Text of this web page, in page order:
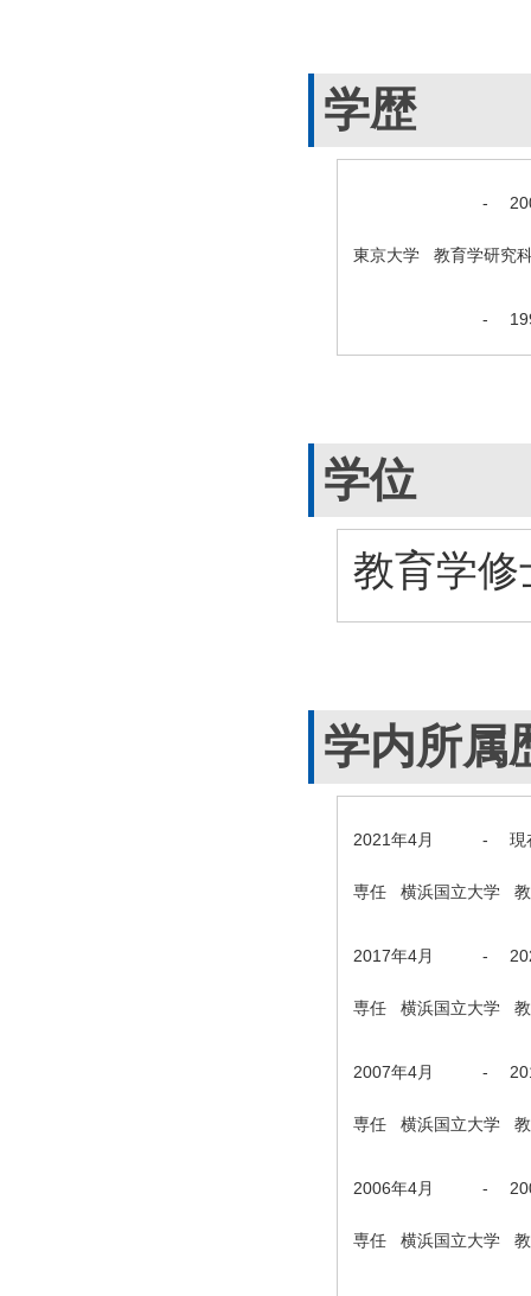
学歴
-
東京大学 教育学研究
-
学位
教育学
学内所属
2021年4月 - 現
専任 横浜国立大学
2017年4月 -
専任 横浜国立大学
2007年4月 -
専任 横浜国立大学
2006年4月 -
専任 横浜国立大学